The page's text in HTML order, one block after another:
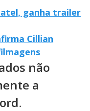
ganha trailer
Cillian
não
a